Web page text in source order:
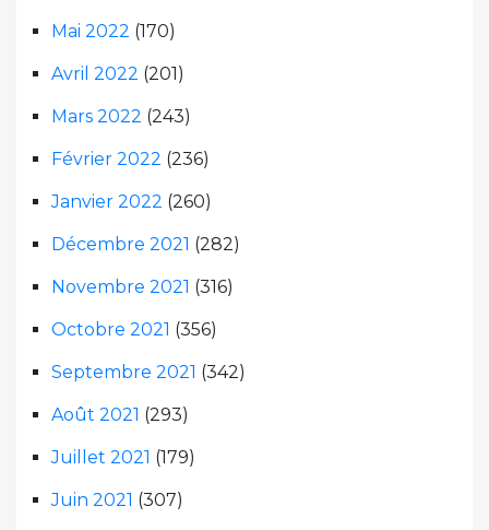
Mai 2022 (170)
Avril 2022 (201)
Mars 2022 (243)
Février 2022 (236)
Janvier 2022 (260)
Décembre 2021 (282)
Novembre 2021 (316)
Octobre 2021 (356)
Septembre 2021 (342)
Août 2021 (293)
Juillet 2021 (179)
Juin 2021 (307)